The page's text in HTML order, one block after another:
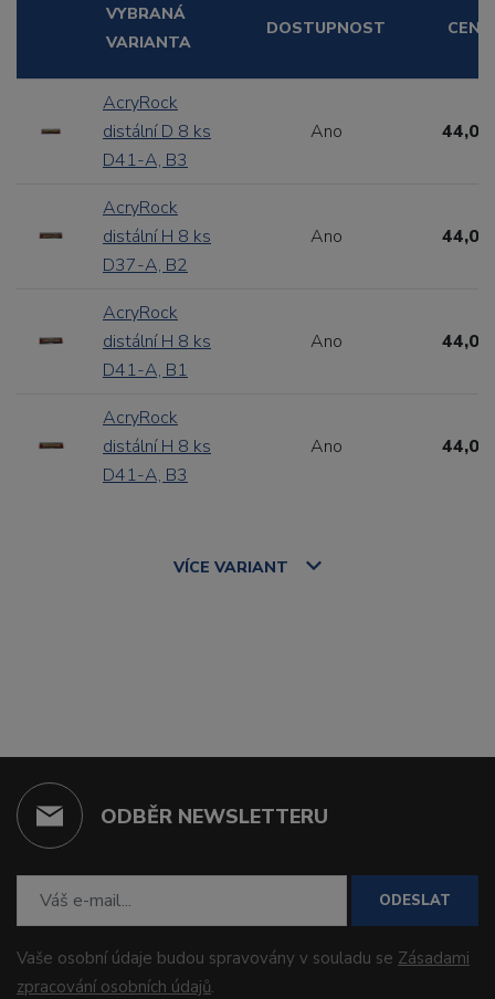
VYBRANÁ
VARIANTA
DOSTUPNOST CENA
AcryRock
distální D 8 ks
D41-A, B3
Ano 44,00
AcryRock
distální H 8 ks
D37-A, B2
Ano 44,00
AcryRock
distální H 8 ks
D41-A, B1
Ano 44,00
AcryRock
distální H 8 ks
D41-A, B3
Ano 44,00
VÍCE VARIANT
ODBĚR NEWSLETTERU
ODESLAT
Vaše osobní údaje budou spravovány v souladu se Zásadami
zpracování osobních údajů.